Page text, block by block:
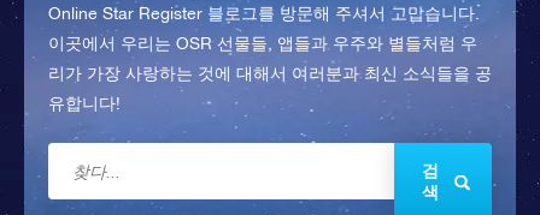
Online Star Register 블로그를 방문해 주셔서 고맙습니다.
이곳에서 우리는 OSR 선물들, 앱들과 우주와 별들처럼 우
리가 가장 사랑하는 것에 대해서 여러분과 최신 소식들을 공
유합니다!
검
색